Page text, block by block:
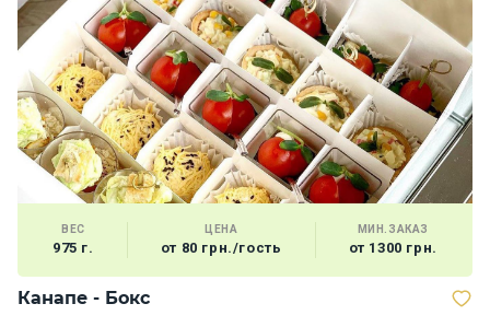
ВЕС
975 г.
ЦЕНА
от 80 грн./гость
МИН.ЗАКАЗ
от 1300 грн.
Канапе - Бокс